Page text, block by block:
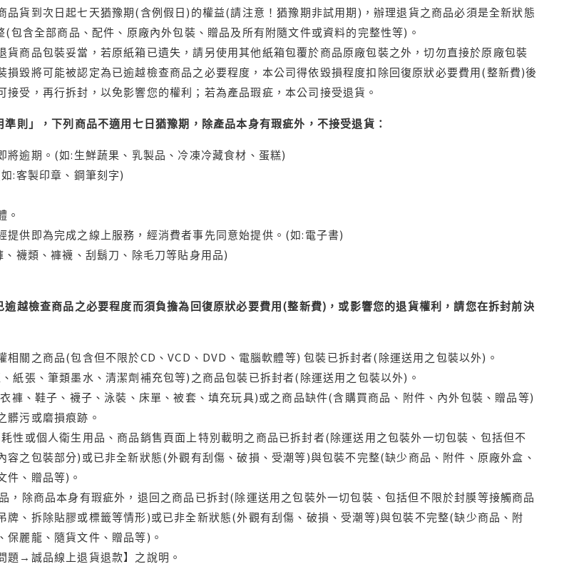
品貨到次日起七天猶豫期(含例假日)的權益(請注意！猶豫期非試用期)，辦理退貨之商品必須是全新狀態
包含全部商品、配件、原廠內外包裝、贈品及所有附隨文件或資料的完整性等)。
貨商品包裝妥當，若原紙箱已遺失，請另使用其他紙箱包覆於商品原廠包裝之外，切勿直接於原廠包裝
損毀將可能被認定為已逾越檢查商品之必要程度，本公司得依毀損程度扣除回復原狀必要費用(整新費)後
受，再行拆封，以免影響您的權利；若為產品瑕疵，本公司接受退貨。
則」，下列商品不適用七日猶豫期，除產品本身有瑕疵外，不接受退貨：
將逾期。(如:生鮮蔬果、乳製品、冷凍冷藏食材、蛋糕)
:客製印章、鋼筆刻字)
。
提供即為完成之線上服務，經消費者事先同意始提供。(如:電子書)
襪類、褲襪、刮鬍刀、除毛刀等貼身用品)
越檢查商品之必要程度而須負擔為回復原狀必要費用(整新費)，或影響您的退貨權利，請您在拆封前決
相關之商品(包含但不限於CD、VCD、DVD、電腦軟體等) 包裝已拆封者(除運送用之包裝以外)。
紙張、筆類墨水、清潔劑補充包等)之商品包裝已拆封者(除運送用之包裝以外)。
褲、鞋子、襪子、泳裝、床單、被套、填充玩具)或之商品缺件(含購買商品、附件、內外包裝、贈品等)
髒污或磨損痕跡。
性或個人衛生用品、商品銷售頁面上特別載明之商品已拆封者(除運送用之包裝外一切包裝、包括但不
容之包裝部分)或已非全新狀態(外觀有刮傷、破損、受潮等)與包裝不完整(缺少商品、附件、原廠外盒、
件、贈品等)。
，除商品本身有瑕疵外，退回之商品已拆封(除運送用之包裝外一切包裝、包括但不限於封膜等接觸商品
牌、拆除貼膠或標籤等情形)或已非全新狀態(外觀有刮傷、破損、受潮等)與包裝不完整(缺少商品、附
麗龍、隨貨文件、贈品等)。
→誠品線上退貨退款】之說明。